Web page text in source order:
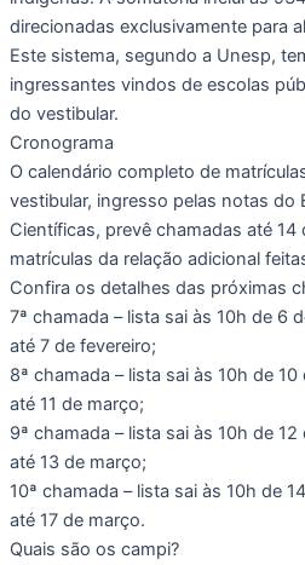
direcionadas exclusivamente para
Este sistema, segundo a Unesp,
ingressantes vindos de escolas
do vestibular.
Cronograma
O calendário completo de
vestibular, ingresso pelas notas do
Científicas, prevê chamadas até 14
matrículas da relação adicional
Confira os detalhes das próximas
7ª chamada – lista sai às 10h de 6
até 7 de fevereiro;
8ª chamada – lista sai às 10h de
até 11 de março;
9ª chamada – lista sai às 10h de
até 13 de março;
10ª chamada – lista sai às 10h de
até 17 de março.
Quais são os campi?